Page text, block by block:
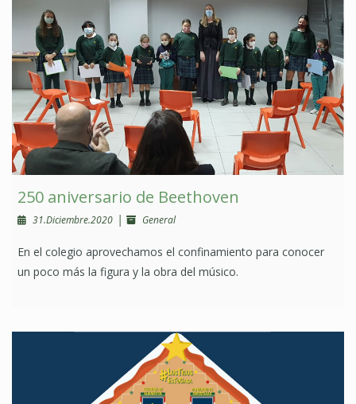
250 aniversario de Beethoven
31.Diciembre.2020 | General
En el colegio aprovechamos el confinamiento para conocer
un poco más la figura y la obra del músico.